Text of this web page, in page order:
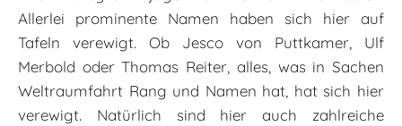
Allerlei prominente Namen haben sich hier auf
Tafeln verewigt. Ob Jesco von Puttkamer, Ulf
Merbold oder Thomas Reiter, alles, was in Sachen
Weltraumfahrt Rang und Namen hat, hat sich hier
verewigt. Natürlich sind hier auch zahlreiche